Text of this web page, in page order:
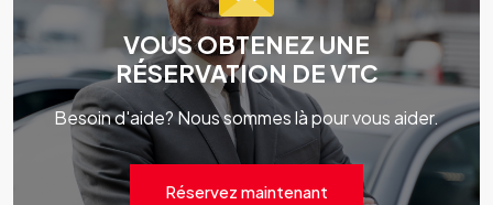
VOUS OBTENEZ UNE
RÉSERVATION DE VTC
Besoin d'aide? Nous sommes là pour vous aider.
Réservez maintenant